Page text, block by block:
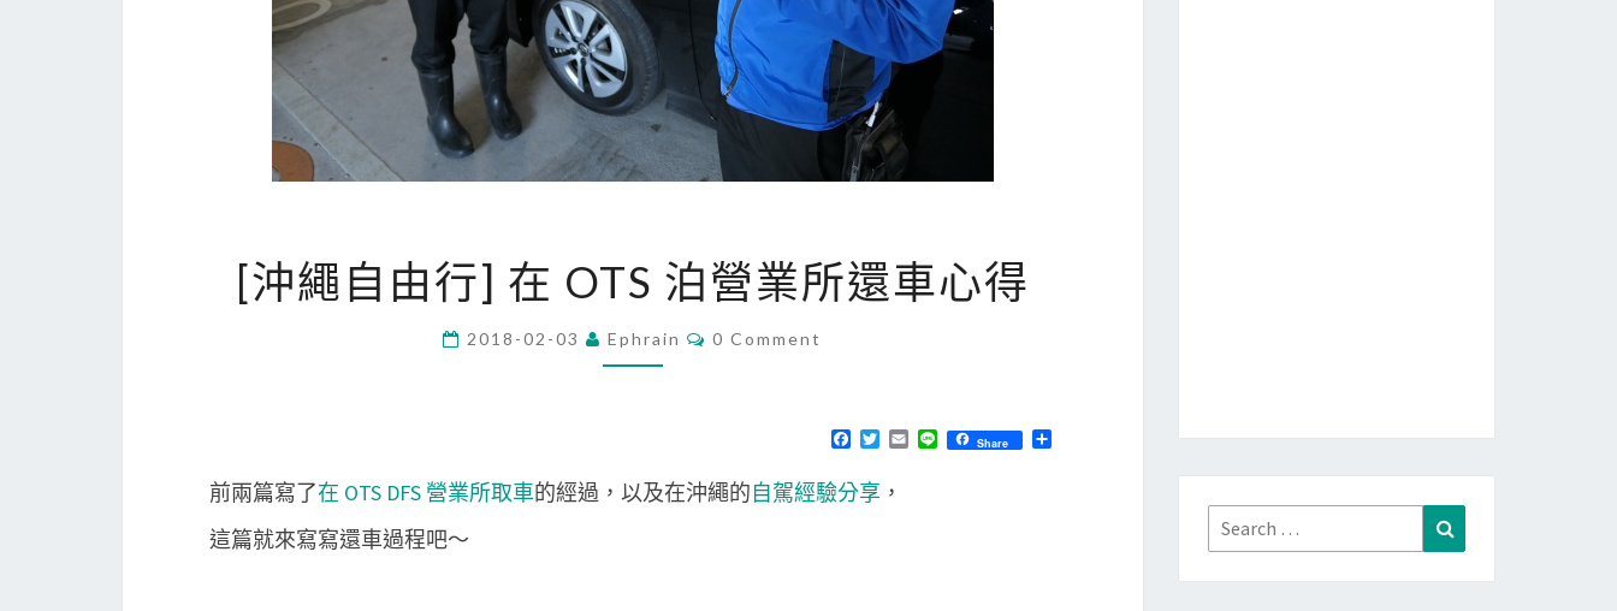
沖
自
在
[沖繩自由行] 在 OTS 泊營業所還車心得
2018-02-03 Ephrain
C
0 Comment
F
c
e
T
t
E
L
Share
分
前兩篇寫了在 OTS DFS 營業所取車的經過，以及在沖繩的自駕經驗分享 ，
這篇就來寫寫還車過程吧～
Search
for: